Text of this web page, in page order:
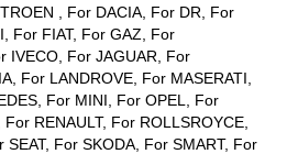
, For DACIA, For DR, For
For FIAT, For GAZ, For
IVECO, For JAGUAR, For
For LANDROVE, For MASERATI,
For MINI, For OPEL, For
RENAULT, For ROLLSROYCE,
For SKODA, For SMART, For